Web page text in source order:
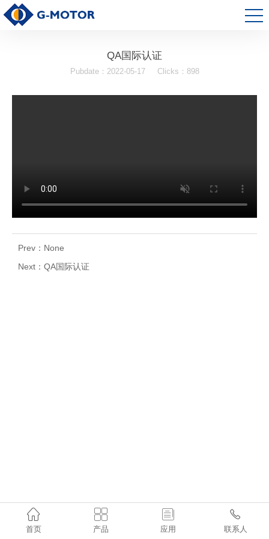
QA国际认证
Pubdate：2022-05-17 Clicks：898
Prev：None
Next： QA国际认证

首页

产品

应用

联系人